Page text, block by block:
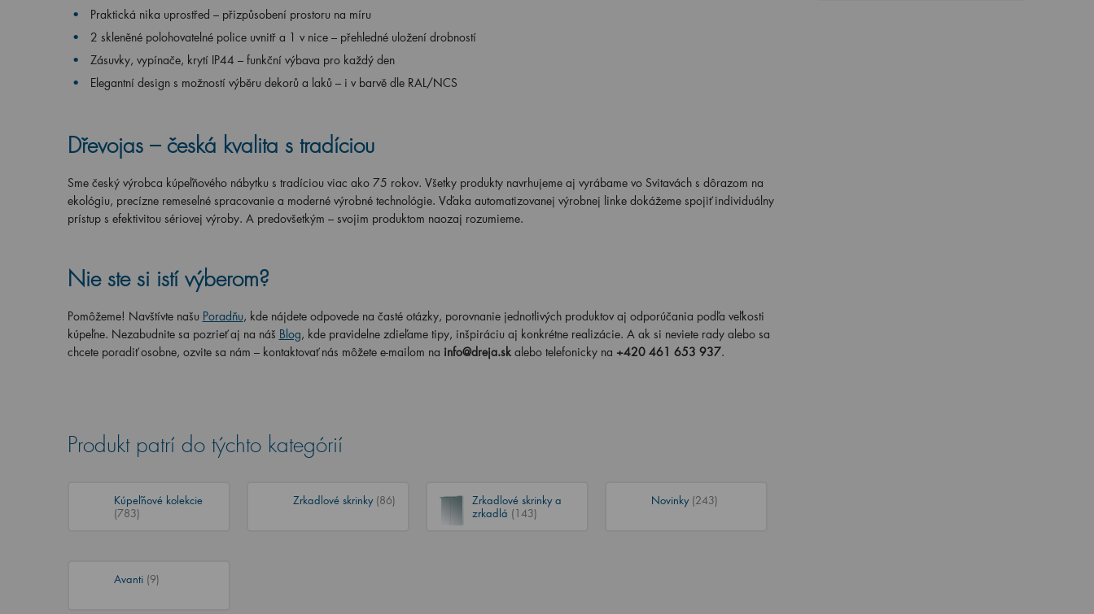
Praktická nika uprostřed – přizpůsobení prostoru na míru
2 skleněné polohovatelné police uvnitř a 1 v nice – přehledné uložení drobností
Zásuvky, vypínače, krytí IP44 – funkční výbava pro každý den
Elegantní design s možností výběru dekorů a laků – i v barvě dle RAL/NCS
Dřevojas – česká kvalita s tradíciou
Sme český výrobca kúpeľňového nábytku s tradíciou viac ako 75 rokov. Všetky produkty navrhujeme aj vyrábame vo Svitavách s dôrazom na
ekológiu, precízne remeselné spracovanie a moderné výrobné technológie. Vďaka automatizovanej výrobnej linke dokážeme spojiť individuálny
prístup s efektivitou sériovej výroby. A predovšetkým – svojim produktom naozaj rozumieme.
Nie ste si istí výberom?
Pomôžeme! Navštívte našu Poradňu, kde nájdete odpovede na časté otázky, porovnanie jednotlivých produktov aj odporúčania podľa veľkosti
kúpeľne. Nezabudnite sa pozrieť aj na náš Blog, kde pravidelne zdieľame tipy, inšpiráciu aj konkrétne realizácie. A ak si neviete rady alebo sa
chcete poradiť osobne, ozvite sa nám – kontaktovať nás môžete e-mailom na info@dreja.sk alebo telefonicky na +420 461 653 937.
Produkt patrí do týchto kategórií
Kúpeľňové kolekcie
(783)
Zrkadlové skrinky (86)
Zrkadlové skrinky a
zrkadlá (143)
Novinky (243)
Avanti (9)